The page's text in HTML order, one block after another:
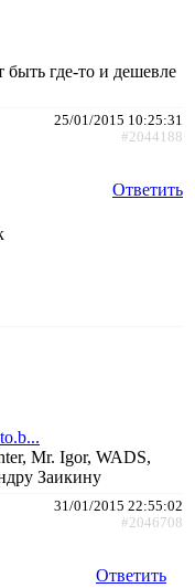
где-то и дешевле
25/01/2015 10:25:31
#2044188
Ответить
Mr. Igor, WADS,
Заикину
31/01/2015 22:55:02
#2046708
Ответить